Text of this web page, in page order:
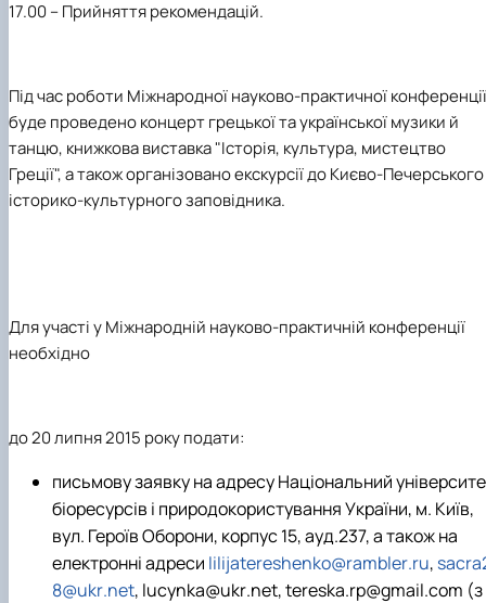
17.00 – Прийняття рекомендацій.
Під час роботи Міжнародної науково-практичної конференції
буде проведено концерт грецької та української музики й
танцю, книжкова виставка "Історія, культура, мистецтво
Греції", а також організовано екскурсії до Києво-Печерського
історико-культурного заповідника.
Для участі у Міжнародній науково-практичній конференції
необхідно
до 20 липня 2015 року подати:
письмову заявку на адресу Національний
біоресурсів і природокористування України, м. Київ,
вул. Героїв Оборони, корпус 15, ауд.237, а також на
електронні адреси lilijatereshenko@rambler.ru, sacra
8@ukr.net, lucynka@ukr.net, tereska.rp@gmail.com (з